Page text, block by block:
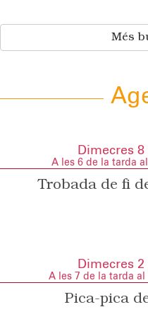
Més
Dimecres
A les 6 de la tarda
Trobada de fi
Dimecres
A les 7 de la tarda al
Pica-pica